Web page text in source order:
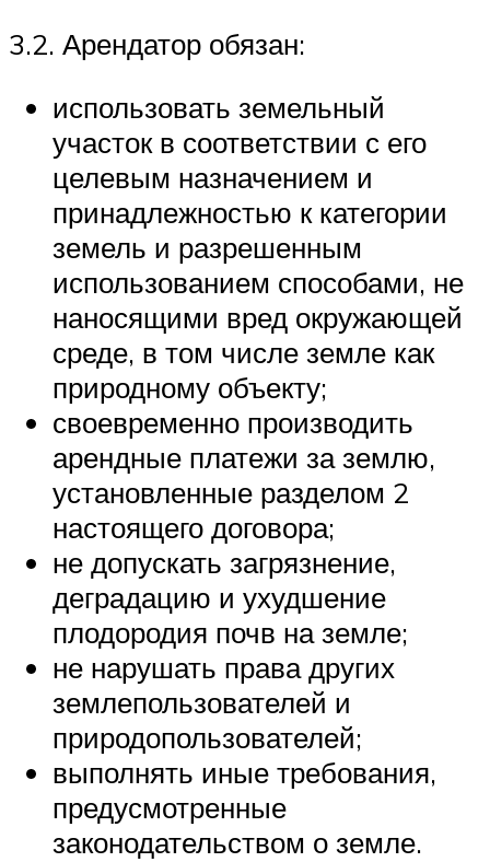
3.2. Арендатор обязан:
использовать земельный
участок в соответствии с его
целевым назначением и
принадлежностью к категории
земель и разрешенным
использованием способами, не
наносящими вред окружающей
среде, в том числе земле как
природному объекту;
своевременно производить
арендные платежи за землю,
установленные разделом 2
настоящего договора;
не допускать загрязнение,
деградацию и ухудшение
плодородия почв на земле;
не нарушать права других
землепользователей и
природопользователей;
выполнять иные требования,
предусмотренные
законодательством о земле.